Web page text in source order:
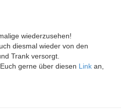
wiederzusehen!
diesmal wieder von den
Trank versorgt.
gerne über diesen Link an,